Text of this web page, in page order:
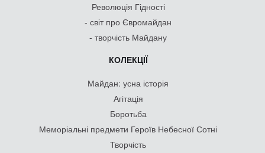
Революція Гідності
- світ про Євромайдан
- творчість Майдану
КОЛЕКЦІЇ
Майдан: усна історія
Агітація
Боротьба
Меморіальні предмети Героїв Небесної Сотні
Творчість